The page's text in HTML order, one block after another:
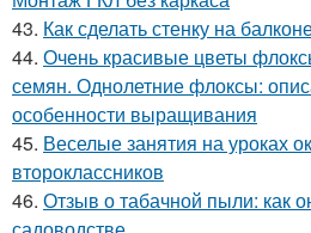
43. Как сделать стенку на
44. Очень красивые цветы
семян. Однолетние флоксы:
особенности выращивания
45. Веселые занятия на уроках
второклассников
46. Отзыв о табачной пыли: как